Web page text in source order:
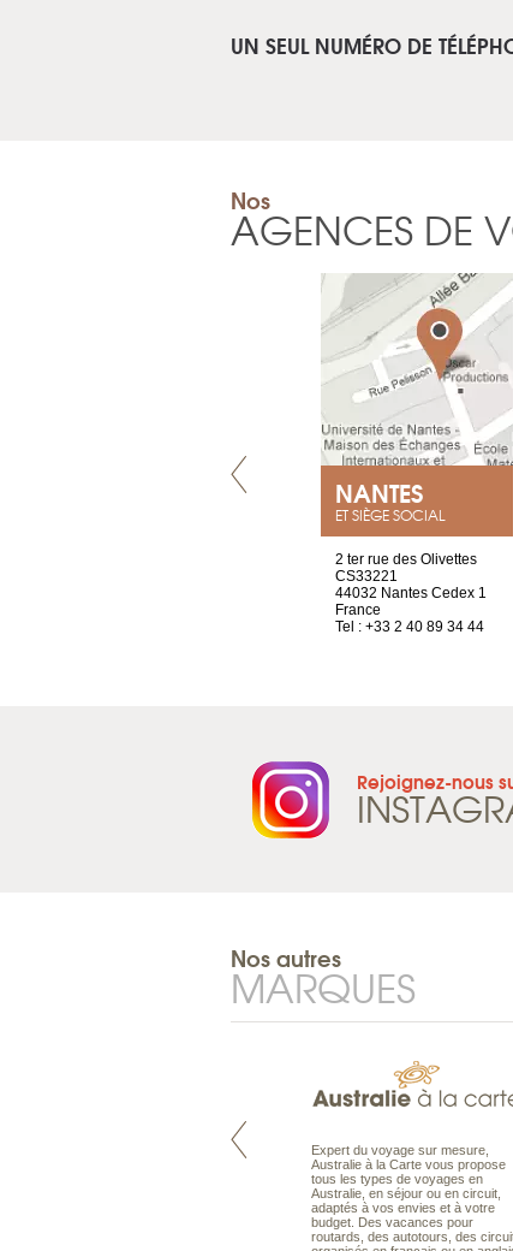
UN SEUL NUMÉRO DE
Nos
AGENCES DE
NANTES
ET SIÈGE SOCIAL
2 ter rue des Olivettes
CS33221
44032 Nantes Cedex 1
France
Tel : +33 2 40 89 34 44
Rejoignez-nous
Nos autres
MARQUES
Pacifique à la carte est le spécialiste
Expert du voyage sur mesure,
Australie à la Carte vous propose
tous les types de voyages en
Australie, en séjour ou en circuit,
adaptés à vos envies et à votre
budget. Des vacances pour
routards, des autotours, des